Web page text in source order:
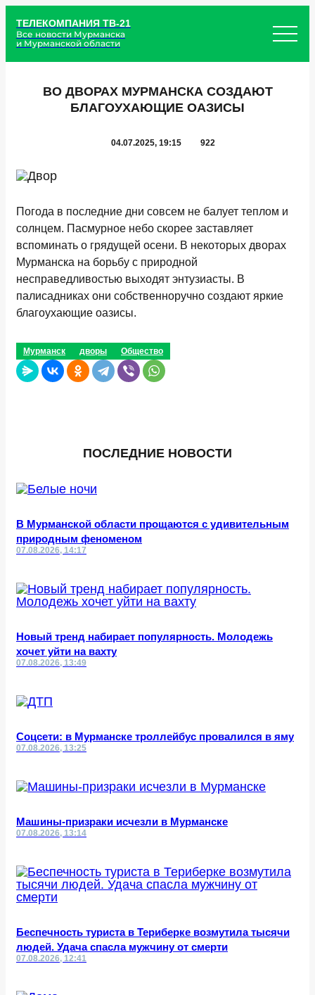
ТЕЛЕКОМПАНИЯ ТВ-21
Все новости Мурманска
и Мурманской области
ВО ДВОРАХ МУРМАНСКА СОЗДАЮТ
БЛАГОУХАЮЩИЕ ОАЗИСЫ
04.07.2025, 19:15 922
Погода в последние дни совсем не балует теплом и
солнцем. Пасмурное небо скорее заставляет
вспоминать о грядущей осени. В некоторых дворах
Мурманска на борьбу с природной
несправедливостью выходят энтузиасты. В
палисадниках они собственноручно создают яркие
благоухающие оазисы.
Мурманск дворы Общество
ПОСЛЕДНИЕ НОВОСТИ
В Мурманской области прощаются с удивительным
природным феноменом
07.08.2026, 14:17
Новый тренд набирает популярность. Молодежь
хочет уйти на вахту
07.08.2026, 13:49
Соцсети: в Мурманске троллейбус провалился в яму
07.08.2026, 13:25
Машины-призраки исчезли в Мурманске
07.08.2026, 13:14
Беспечность туриста в Териберке возмутила тысячи
людей. Удача спасла мужчину от смерти
07.08.2026, 12:41